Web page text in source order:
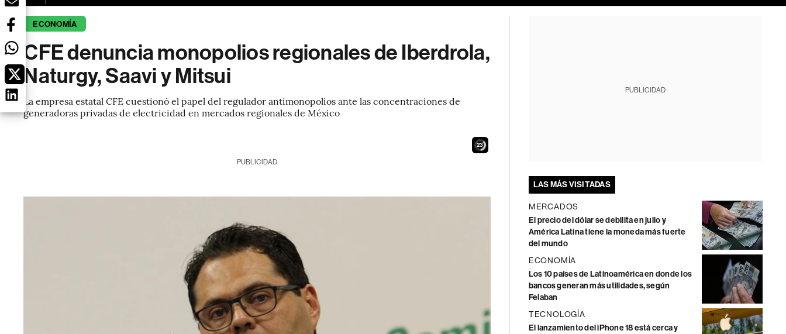
ECONOMÍA
CFE denuncia monopolios regionales de Iberdrola,
Naturgy, Saavi y Mitsui
La empresa estatal CFE cuestionó el papel del regulador antimonopolios ante las concentraciones de
generadoras privadas de electricidad en mercados regionales de México
21
PUBLICIDAD
PUBLICIDAD
LAS MÁS VISITADAS
MERCADOS
El precio del dólar se debilita en julio y
América Latina tiene la moneda más fuerte
del mundo
ECONOMÍA
Los 10 países de Latinoamérica en donde los
bancos generan más utilidades, según
Felaban
TECNOLOGÍA
El lanzamiento del iPhone 18 está cerca y